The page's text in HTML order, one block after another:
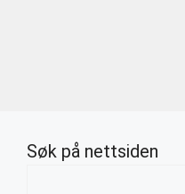
Søk på nettsiden